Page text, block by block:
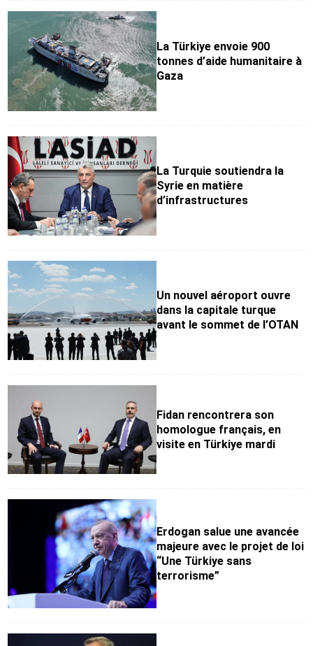
La Türkiye envoie 900
tonnes d’aide humanitaire à
Gaza
La Turquie soutiendra la
Syrie en matière
d’infrastructures
Un nouvel aéroport ouvre
dans la capitale turque
avant le sommet de l’OTAN
Fidan rencontrera son
homologue français, en
visite en Türkiye mardi
Erdogan salue une avancée
majeure avec le projet de loi
“Une Türkiye sans
terrorisme”